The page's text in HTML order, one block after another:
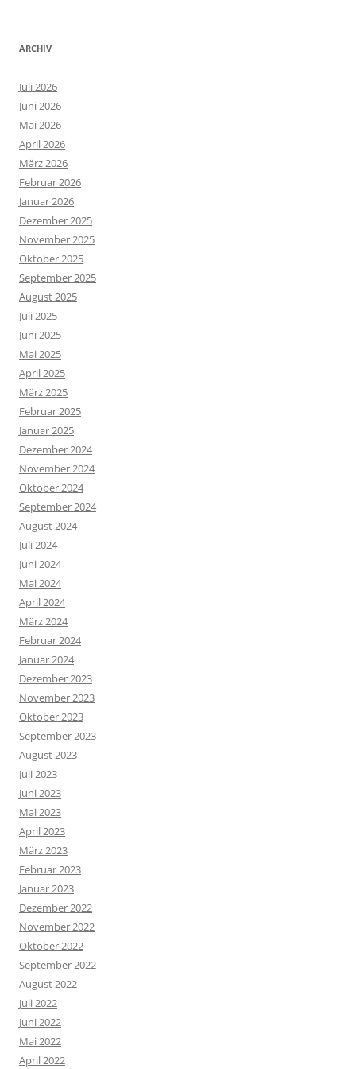
ARCHIV
Juli 2026
Juni 2026
Mai 2026
April 2026
März 2026
Februar 2026
Januar 2026
Dezember 2025
November 2025
Oktober 2025
September 2025
August 2025
Juli 2025
Juni 2025
Mai 2025
April 2025
März 2025
Februar 2025
Januar 2025
Dezember 2024
November 2024
Oktober 2024
September 2024
August 2024
Juli 2024
Juni 2024
Mai 2024
April 2024
März 2024
Februar 2024
Januar 2024
Dezember 2023
November 2023
Oktober 2023
September 2023
August 2023
Juli 2023
Juni 2023
Mai 2023
April 2023
März 2023
Februar 2023
Januar 2023
Dezember 2022
November 2022
Oktober 2022
September 2022
August 2022
Juli 2022
Juni 2022
Mai 2022
April 2022